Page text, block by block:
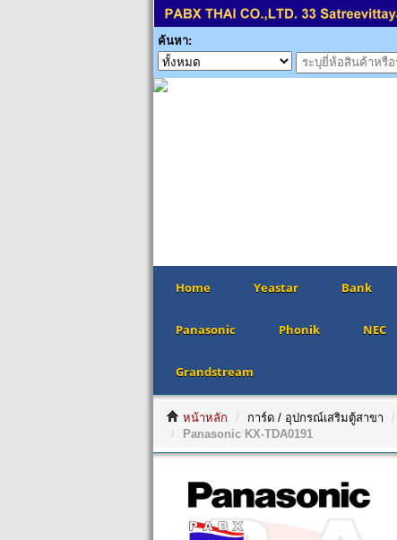
ค้นหา:
Home Yeastar Bank
Panasonic Phonik NEC
Grandstream
หน้าหลัก การ์ด / อุปกรณ์เสริมตู้สาขา
Panasonic KX-TDA0191